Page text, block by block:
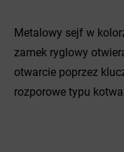
Metalowy sejf w
zamek ryglowy
otwarcie poprzez
rozporowe typu